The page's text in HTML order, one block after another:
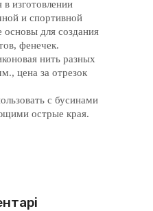
в изготовлении
и спортивной
основы для создания
фенечек.
нить разных
цена за отрезок
с бусинами
острые края.